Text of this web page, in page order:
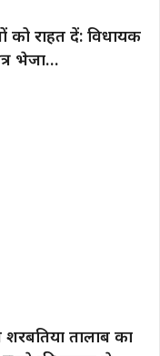
को राहत दें: विधायक
भेजा…
तालाब का